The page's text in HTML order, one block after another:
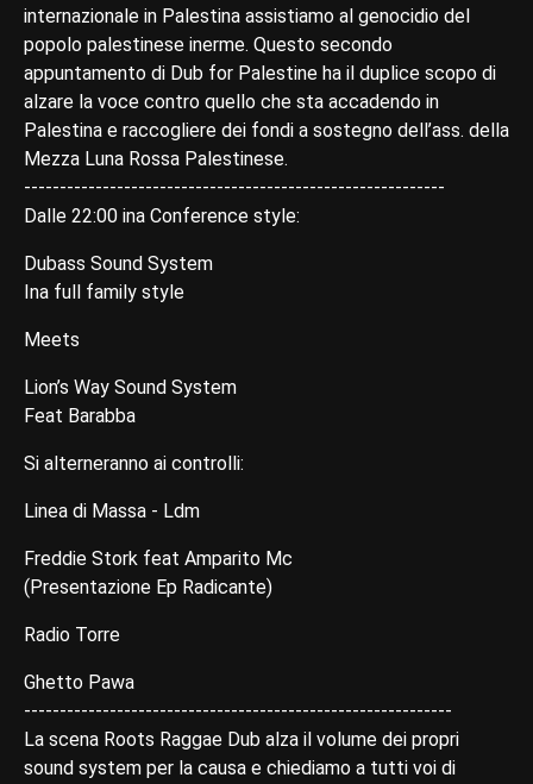
internazionale in Palestina assistiamo al genocidio del
popolo palestinese inerme. Questo secondo
appuntamento di Dub for Palestine ha il duplice scopo di
alzare la voce contro quello che sta accadendo in
Palestina e raccogliere dei fondi a sostegno dell’ass. della
Mezza Luna Rossa Palestinese.
-----------------------------------------------------------
Dalle 22:00 ina Conference style:
Dubass Sound System
Ina full family style
Meets
Lion’s Way Sound System
Feat Barabba
Si alterneranno ai controlli:
Linea di Massa - Ldm
Freddie Stork feat Amparito Mc
(Presentazione Ep Radicante)
Radio Torre
Ghetto Pawa
------------------------------------------------------------
La scena Roots Raggae Dub alza il volume dei propri
sound system per la causa e chiediamo a tutti voi di